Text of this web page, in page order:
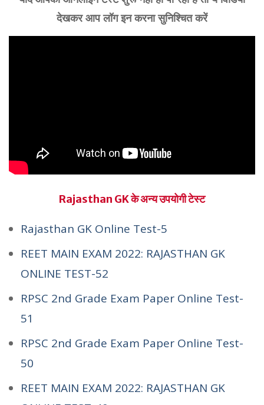
देखकर आप लॉग इन करना सुनिश्चित करें
Rajasthan GK के अन्य उपयोगी टेस्ट
Rajasthan GK Online Test-5
REET MAIN EXAM 2022: RAJASTHAN GK
ONLINE TEST-52
RPSC 2nd Grade Exam Paper Online Test-
51
RPSC 2nd Grade Exam Paper Online Test-
50
REET MAIN EXAM 2022: RAJASTHAN GK